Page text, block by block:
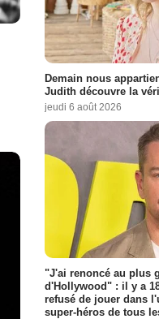
Demain nous
Judith découvre la
jeudi 6 août 2026
"J'ai renoncé au plus
d'Hollywood" : il y a
refusé de jouer dans
super-héros de tous